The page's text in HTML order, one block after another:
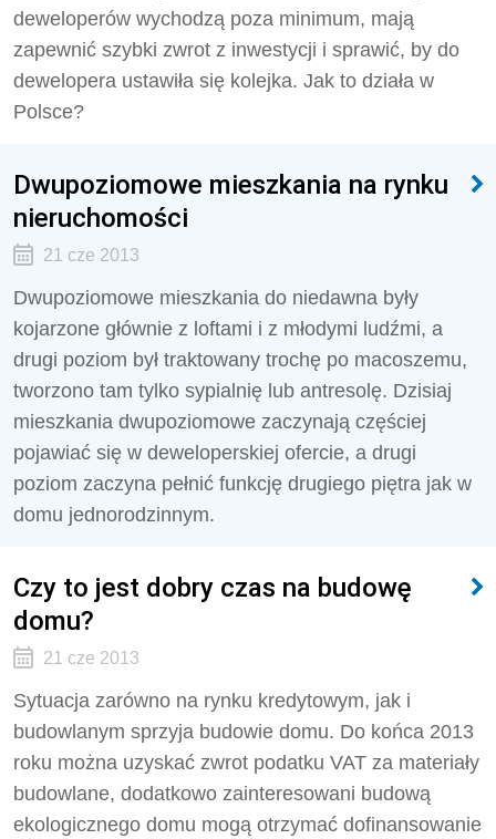
deweloperów wychodzą poza minimum, mają
zapewnić szybki zwrot z inwestycji i sprawić, by do
dewelopera ustawiła się kolejka. Jak to działa w
Polsce?
Dwupoziomowe mieszkania na rynku
nieruchomości
21 cze 2013
Dwupoziomowe mieszkania do niedawna były
kojarzone głównie z loftami i z młodymi ludźmi, a
drugi poziom był traktowany trochę po macoszemu,
tworzono tam tylko sypialnię lub antresolę. Dzisiaj
mieszkania dwupoziomowe zaczynają częściej
pojawiać się w deweloperskiej ofercie, a drugi
poziom zaczyna pełnić funkcję drugiego piętra jak w
domu jednorodzinnym.
Czy to jest dobry czas na budowę
domu?
21 cze 2013
Sytuacja zarówno na rynku kredytowym, jak i
budowlanym sprzyja budowie domu. Do końca 2013
roku można uzyskać zwrot podatku VAT za materiały
budowlane, dodatkowo zainteresowani budową
ekologicznego domu mogą otrzymać dofinansowanie